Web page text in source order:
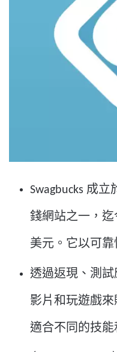
Swagbucks 成
錢網站之一，
美元。它以可靠
透過返現、測
影片和玩遊戲來
適合不同的技能